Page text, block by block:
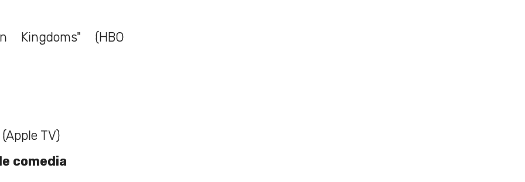
(HBO
TV)
comedia